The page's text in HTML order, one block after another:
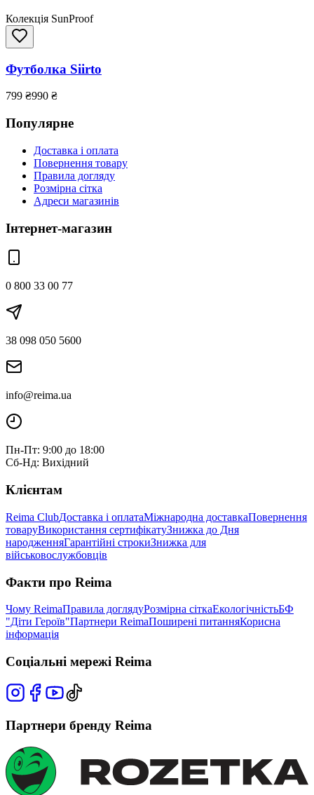
Колекція SunProof
Футболка Siirto
799 ₴990 ₴
Популярне
Доставка і оплата
Повернення товару
Правила догляду
Розмірна сітка
Адреси магазинів
Інтернет-магазин
0 800 33 00 77
38 098 050 5600
info@reima.ua
Пн-Пт: 9:00 до 18:00
Сб-Нд: Вихідний
Клієнтам
Reima ClubДоставка і оплатаМіжнародна доставкаПовернення
товаруВикористання сертифікатуЗнижка до Дня
народженняГарантійні строкиЗнижка для
військовослужбовців
Факти про Reima
Чому ReimaПравила доглядуРозмірна сіткаЕкологічністьБФ
"Діти Героїв"Партнери ReimaПоширені питанняКорисна
інформація
Соціальні мережі Reima
Партнери бренду Reima